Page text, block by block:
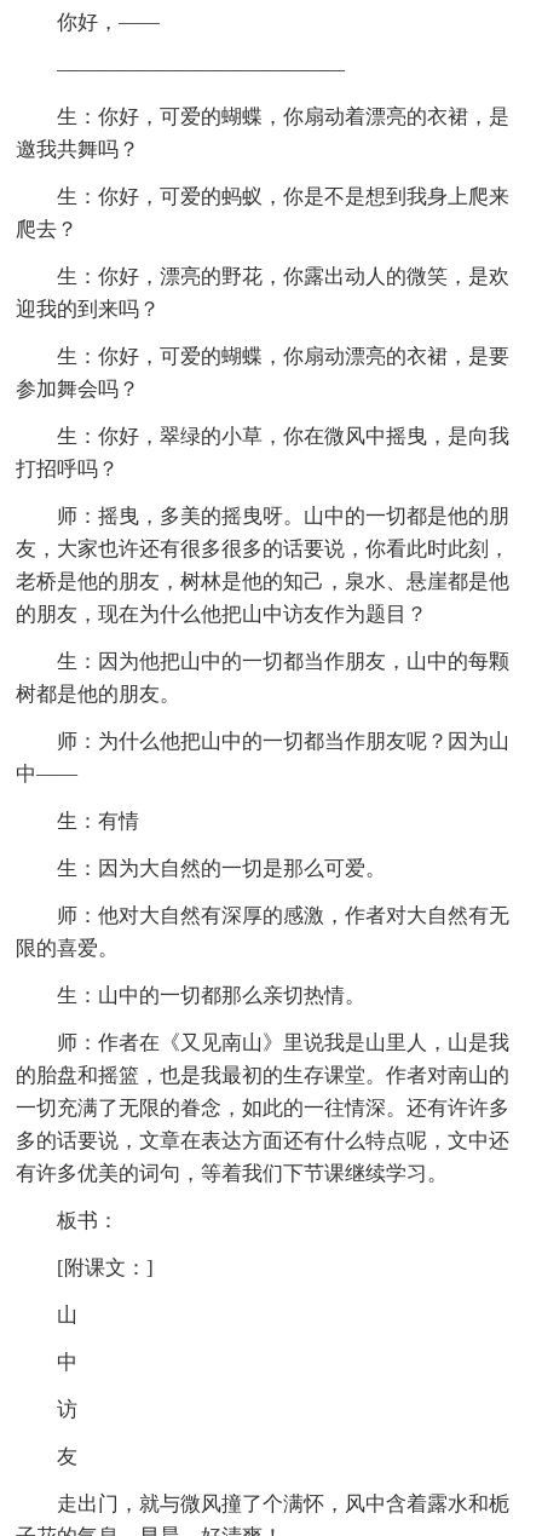
你好，——
——————————————
生：你好，可爱的蝴蝶，你扇动着漂亮的衣裙，是
邀我共舞吗？
生：你好，可爱的蚂蚁，你是不是想到我身上爬来
爬去？
生：你好，漂亮的野花，你露出动人的微笑，是欢
迎我的到来吗？
生：你好，可爱的蝴蝶，你扇动漂亮的衣裙，是要
参加舞会吗？
生：你好，翠绿的小草，你在微风中摇曳，是向我
打招呼吗？
师：摇曳，多美的摇曳呀。山中的一切都是他的朋
友，大家也许还有很多很多的话要说，你看此时此刻，
老桥是他的朋友，树林是他的知己，泉水、悬崖都是他
的朋友，现在为什么他把山中访友作为题目？
生：因为他把山中的一切都当作朋友，山中的每颗
树都是他的朋友。
师：为什么他把山中的一切都当作朋友呢？因为山
中——
生：有情
生：因为大自然的一切是那么可爱。
师：他对大自然有深厚的感激，作者对大自然有无
限的喜爱。
生：山中的一切都那么亲切热情。
师：作者在《又见南山》里说我是山里人，山是我
的胎盘和摇篮，也是我最初的生存课堂。作者对南山的
一切充满了无限的眷念，如此的一往情深。还有许许多
多的话要说，文章在表达方面还有什么特点呢，文中还
有许多优美的词句，等着我们下节课继续学习。
板书：
[附课文：]
山
中
访
友
走出门，就与微风撞了个满怀，风中含着露水和栀